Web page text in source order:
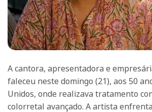
A cantora, apresentadora e
faleceu neste domingo (21), aos 50
Unidos, onde realizava tratamento
colorretal avançado. A artista